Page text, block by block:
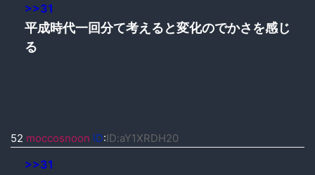
>>31
平成時代一回分て考えると変化のでかさを感じ
る
52 moccosnoon ID:ID:aY1XRDH20
>>31